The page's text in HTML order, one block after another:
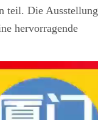
teil. Die Ausstellung
hervorragende